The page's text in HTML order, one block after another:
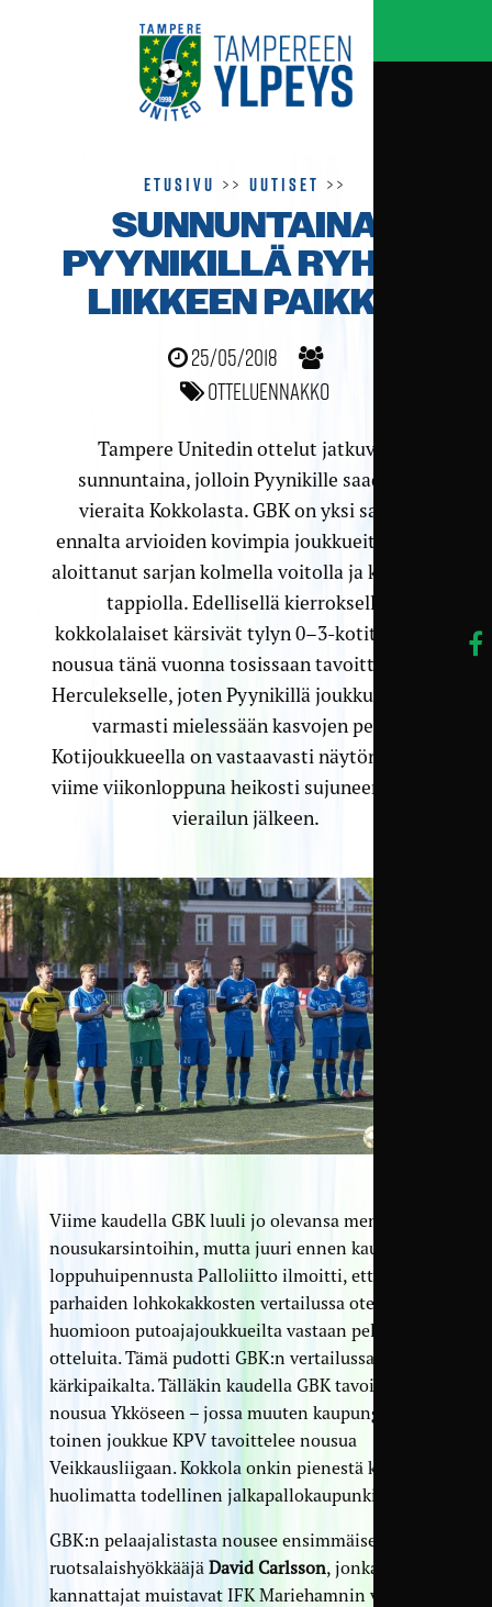
Etusivu >>Uutiset >>
SUNNUNTAINA
PYYNIKILLÄ RYHTI­
LIIKKEEN PAIKKA
25/05/2018
Otteluennakko
Tampere Unitedin ottelut jatkuvat
sunnuntaina, jolloin Pyynikille saadaan
vieraita Kokkolasta. GBK on yksi sarjan
ennalta arvioiden kovimpia joukkueita, ja on
aloittanut sarjan kolmella voitolla ja kahdella
tappiolla. Edellisellä kierroksella
kokkolalaiset kärsivät tylyn 0–3-kotitappion
nousua tänä vuonna tosissaan tavoittelevalle
Herculekselle, joten Pyynikillä joukkueella on
varmasti mielessään kasvojen pesu.
Kotijoukkueella on vastaavasti näytön paikka
viime viikonloppuna heikosti sujuneen Oulun
vierailun jälkeen.
Viime kaudella GBK luuli jo olevansa menossa
nousukarsintoihin, mutta juuri ennen kauden
loppuhuipennusta Palloliitto ilmoitti, ettei
parhaiden lohkokakkosten vertailussa oteta
huomioon putoajajoukkueilta vastaan pelattuja
otteluita. Tämä pudotti GBK:n vertailussa pois
kärkipaikalta. Tälläkin kaudella GBK tavoittelee
nousua Ykköseen – jossa muuten kaupungin
toinen joukkue KPV tavoittelee nousua
Veikkausliigaan. Kokkola onkin pienestä koostaan
huolimatta todellinen jalkapallokaupunki.
GBK:n pelaajalistasta nousee ensimmäisenä esiin
ruotsalaishyökkääjä David Carlsson, jonka TamU-
kannattajat muistavat IFK Mariehamnin vuosilta